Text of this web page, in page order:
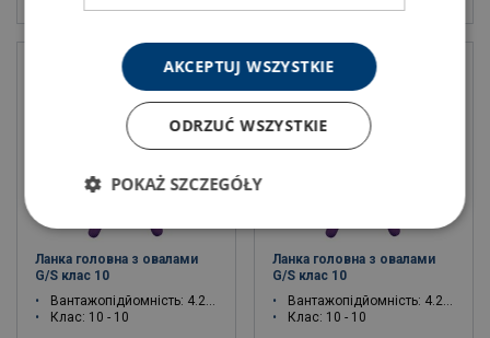
Ланка головна з овалами
G/S клас 10
Вантажопідйомність: 4.2 - 21.2 тон
Клас: 10 - 10
Ланка головна з овалами
G/S клас 10
Вантажопідйомність: 4.2 - 56 тон
Клас: 10 - 10
AKCEPTUJ WSZYSTKIE
ODRZUĆ WSZYSTKIE
POKAŻ SZCZEGÓŁY